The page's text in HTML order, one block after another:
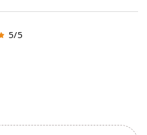
5/5
Sızma Zeytinyağı
(2025 Yeni Hasat,
Güney Ege, 5 Litre) -